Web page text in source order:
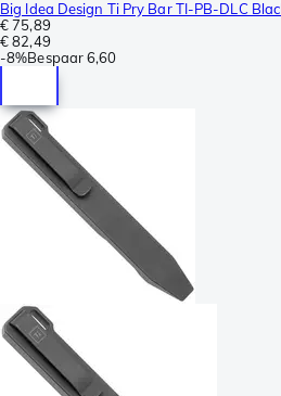
Big Idea Design Ti Pry Bar TI-PB-DLC
€ 75,89
€ 82,49
-8%Bespaar6,60